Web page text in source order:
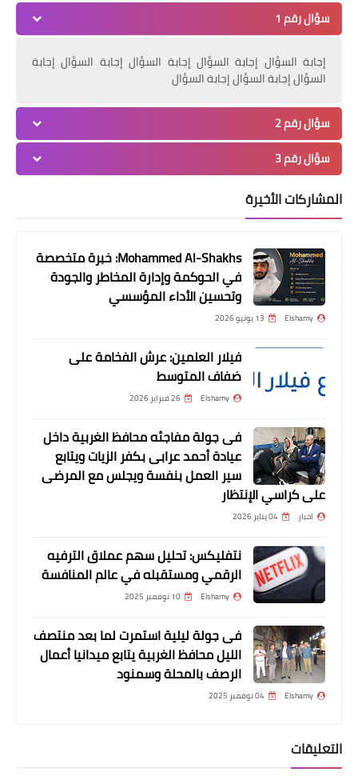
أخبار
كفر دمرو تحتفل بعيد ميلاد الزاهى
والجمهورية اليوم تشاركهم الفرحة
ستاد غزل المحلة يستضيف ماراثون الاتحاد
الرياضي للشركات
أخبار
تحت رعاية رئيس الجمهورية وبقيمة جوائز
20 مليون جنيه وزير الرياضة ونظيره
الخيرى
سؤال رقم 1
إجابة السؤال إجابة السؤال إجابة السؤال إجابة السؤال إجابة
السؤال إجابة السؤال إجابة السؤال
سؤال رقم 2
سؤال رقم 3
المشاركات الأخيرة
Mohammed Al-Shakhs: خبرة متخصصة
في الحوكمة وإدارة المخاطر والجودة
وتحسين الأداء المؤسسي
Elshamy 13 يونيو 2026
فيلار العلمين: عرش الفخامة على
ضفاف المتوسط
Elshamy 26 فبراير 2026
فى جولة مفاجئه محافظ الغربية داخل
عيادة أحمد عرابى بكفر الزيات ويتابع
سير العمل بنفسة ويجلس مع المرضى
على كراسي الإنتظار
اخبار 04 يناير 2026
نتفليكس: تحليل سهم عملاق الترفيه
الرقمي ومستقبله في عالم المنافسة
Elshamy 10 نوفمبر 2025
فى جولة ليلية استمرت لما بعد منتصف
الليل محافظ الغربية يتابع ميدانيا أعمال
الرصف بالمحلة وسمنود
Elshamy 04 نوفمبر 2025
التعليقات